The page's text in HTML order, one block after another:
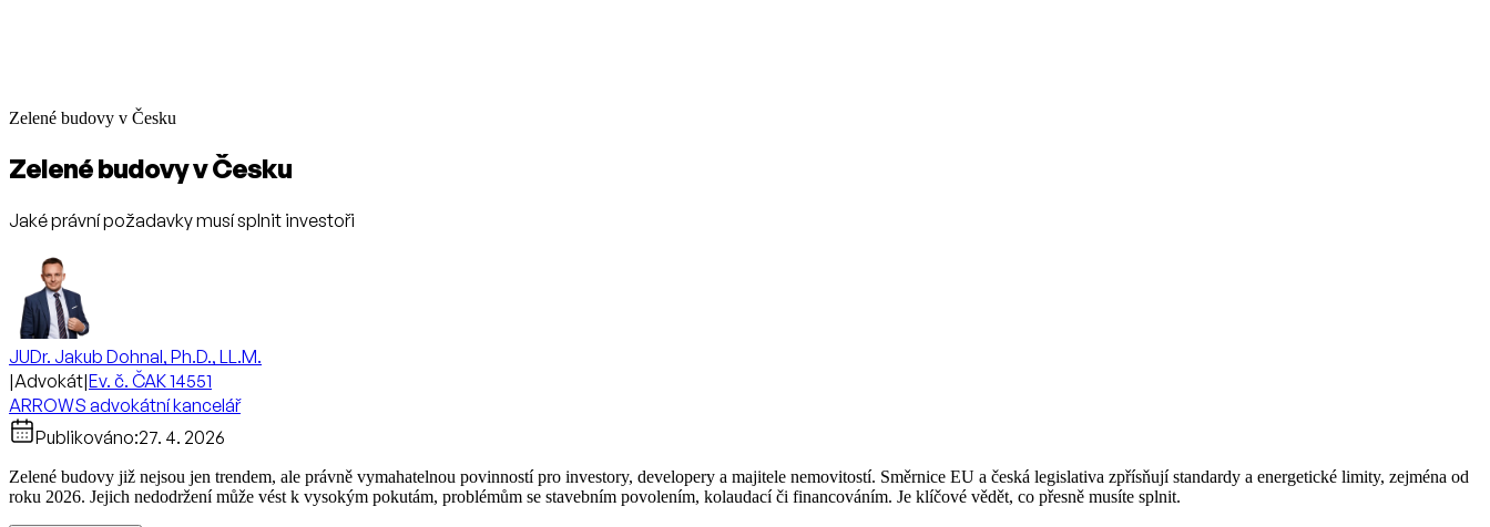
Zelené budovy v Česku
Zelené budovy v Česku
Jaké právní požadavky musí splnit investoři
JUDr. Jakub Dohnal, Ph.D., LL.M.
|Advokát|Ev. č. ČAK 14551
ARROWS advokátní kancelář
Publikováno:27. 4. 2026
Zelené budovy již nejsou jen trendem, ale právně vymahatelnou povinností pro investory, developery a majitele nemovitostí. Směrnice EU a česká legislativa zpřísňují standardy a energetické limity, zejména od
roku 2026. Jejich nedodržení může vést k vysokým pokutám, problémům se stavebním povolením, kolaudací či financováním. Je klíčové vědět, co přesně musíte splnit.